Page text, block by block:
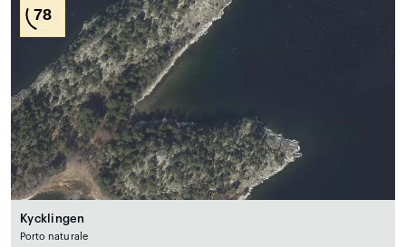
78
Kycklingen
Porto naturale